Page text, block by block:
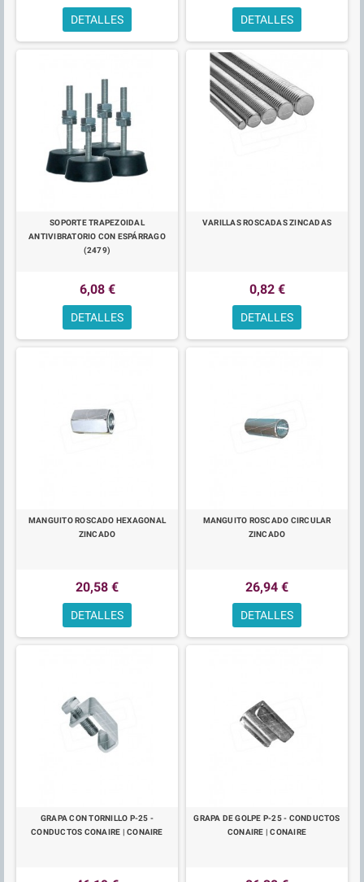
DETALLES DETALLES
SOPORTE TRAPEZOIDAL
ANTIVIBRATORIO CON ESPÁRRAGO
(2479)
6,08 €
DETALLES
VARILLAS ROSCADAS ZINCADAS
0,82 €
DETALLES
MANGUITO ROSCADO HEXAGONAL
ZINCADO
20,58 €
DETALLES
MANGUITO ROSCADO CIRCULAR
ZINCADO
26,94 €
DETALLES
GRAPA CON TORNILLO P-25 -
CONDUCTOS CONAIRE | CONAIRE
GRAPA DE GOLPE P-25 - CONDUCTOS
CONAIRE | CONAIRE